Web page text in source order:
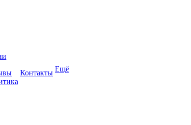
Контакты Ещё